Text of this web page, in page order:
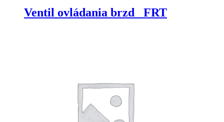
Ventil ovládania brzd_ FRT